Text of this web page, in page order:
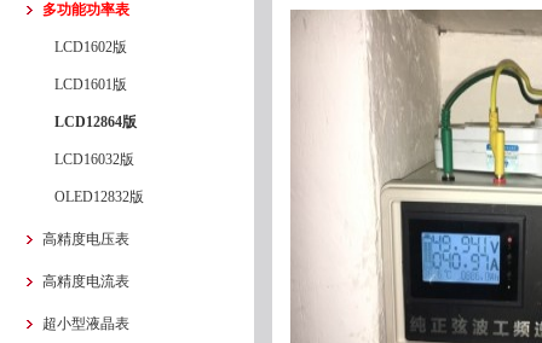
多功能功率表
LCD1602版
LCD1601版
LCD12864版
LCD16032版
OLED12832版
高精度电压表
高精度电流表
超小型液晶表